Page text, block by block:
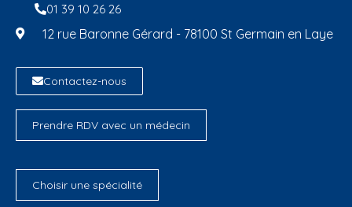
01 39 10 26 26
12 rue Baronne Gérard - 78100 St Germain en Laye
Contactez-nous
Prendre RDV avec un médecin
Choisir une spécialité